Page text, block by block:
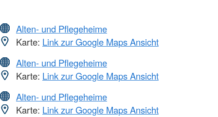
Alten- und Pflegeheime
Karte: Link zur Google Maps Ansicht
Alten- und Pflegeheime
Karte: Link zur Google Maps Ansicht
Alten- und Pflegeheime
Karte: Link zur Google Maps Ansicht